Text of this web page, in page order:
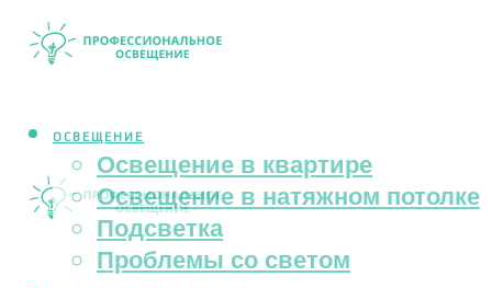
ОСВЕЩЕНИЕ
Освещение в квартире
Освещение в натяжном потолке
Подсветка
Проблемы со светом